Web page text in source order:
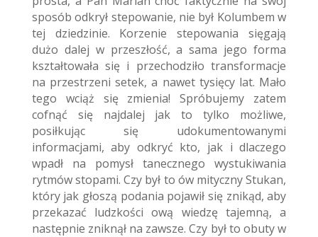
sposób odkrył stepowanie, nie był Kolumbem w
tej dziedzinie. Korzenie stepowania sięgają
dużo dalej w przeszłość, a sama jego forma
kształtowała się i przechodziło transformacje
na przestrzeni setek, a nawet tysięcy lat. Mało
tego wciąż się zmienia! Spróbujemy zatem
cofnąć się najdalej jak to tylko możliwe,
posiłkując się udokumentowanymi
informacjami, aby odkryć kto, jak i dlaczego
wpadł na pomysł tanecznego wystukiwania
rytmów stopami. Czy był to ów mityczny Stukan,
który jak głoszą podania pojawił się znikąd, aby
przekazać ludzkości ową wiedzę tajemną, a
następnie zniknął na zawsze. Czy był to obuty w